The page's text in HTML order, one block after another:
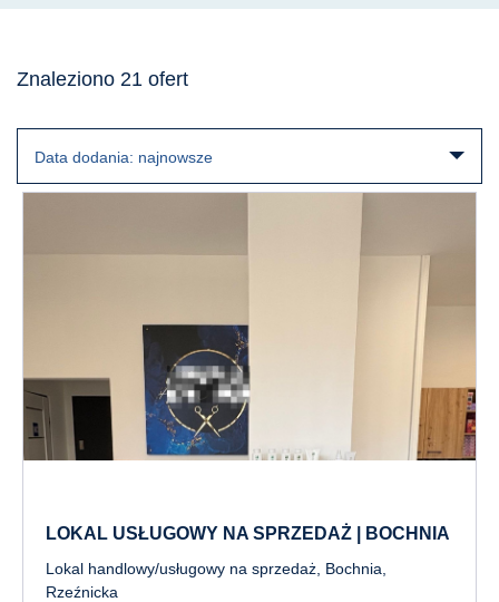
Znaleziono 21 ofert
Data dodania: najnowsze
LOKAL USŁUGOWY NA SPRZEDAŻ | BOCHNIA
Lokal handlowy/usługowy na sprzedaż, Bochnia,
Rzeźnicka